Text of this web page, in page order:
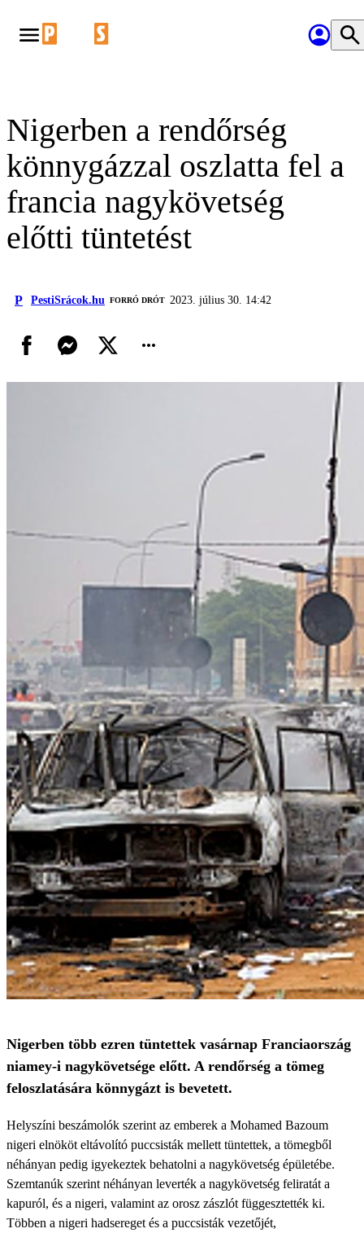
Nigerben a rendőrség
könnygázzal oszlatta fel a
francia nagykövetség
előtti tüntetést
P PestiSrácok.hu FORRÓ DRÓT 2023. július 30. 14:42
Nigerben több ezren tüntettek vasárnap Franciaország
niamey-i nagykövetsége előtt. A rendőrség a tömeg
feloszlatására könnygázt is bevetett.
Helyszíni beszámolók szerint az emberek a Mohamed Bazoum
nigeri elnököt eltávolító puccsisták mellett tüntettek, a tömegből
néhányan pedig igyekeztek behatolni a nagykövetség épületébe.
Szemtanúk szerint néhányan leverték a nagykövetség feliratát a
kapuról, és a nigeri, valamint az orosz zászlót függesztették ki.
Többen a nigeri hadsereget és a puccsisták vezetőjét,